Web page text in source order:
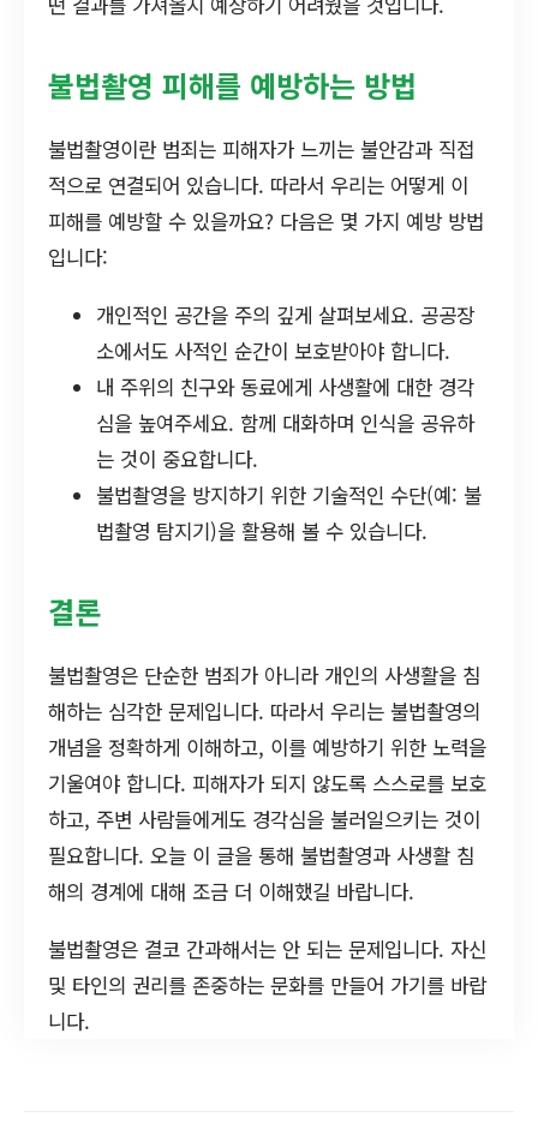
불법촬영 피해를 예방하는 방법
불법촬영이란 범죄는 피해자가 느끼는 불안감과 직접
적으로 연결되어 있습니다. 따라서 우리는 어떻게 이
피해를 예방할 수 있을까요? 다음은 몇 가지 예방 방법
입니다:
개인적인 공간을 주의 깊게 살펴보세요. 공공장
소에서도 사적인 순간이 보호받아야 합니다.
내 주위의 친구와 동료에게 사생활에 대한 경각
심을 높여주세요. 함께 대화하며 인식을 공유하
는 것이 중요합니다.
불법촬영을 방지하기 위한 기술적인 수단(예: 불
법촬영 탐지기)을 활용해 볼 수 있습니다.
결론
불법촬영은 단순한 범죄가 아니라 개인의 사생활을 침
해하는 심각한 문제입니다. 따라서 우리는 불법촬영의
개념을 정확하게 이해하고, 이를 예방하기 위한 노력을
기울여야 합니다. 피해자가 되지 않도록 스스로를 보호
하고, 주변 사람들에게도 경각심을 불러일으키는 것이
필요합니다. 오늘 이 글을 통해 불법촬영과 사생활 침
해의 경계에 대해 조금 더 이해했길 바랍니다.
불법촬영은 결코 간과해서는 안 되는 문제입니다. 자신
및 타인의 권리를 존중하는 문화를 만들어 가기를 바랍
니다.